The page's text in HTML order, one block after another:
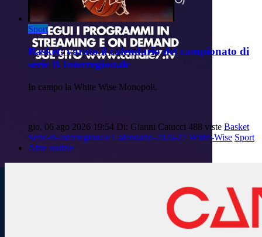
Sport
Basket: varato il calendario del campionato di
serie B Interregionale
In campo la White Wise Monopoli.
gio, 06 ago 2026 19:54 Di: Gianni Catucci 488 viste Basket
Serie-B-Interregionale Calendario-2026-27 White-Wise Sport
Altre notizie